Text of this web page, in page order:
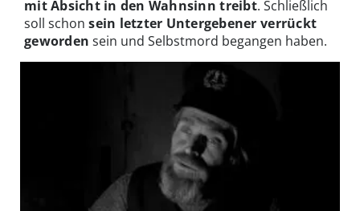
mit Absicht in den Wahnsinn treibt. Schließlich
soll schon sein letzter Untergebener verrückt
geworden sein und Selbstmord begangen haben.